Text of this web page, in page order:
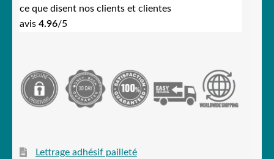
ce que disent nos clients et clientes
avis 4.96/5
Lettrage adhésif pailleté